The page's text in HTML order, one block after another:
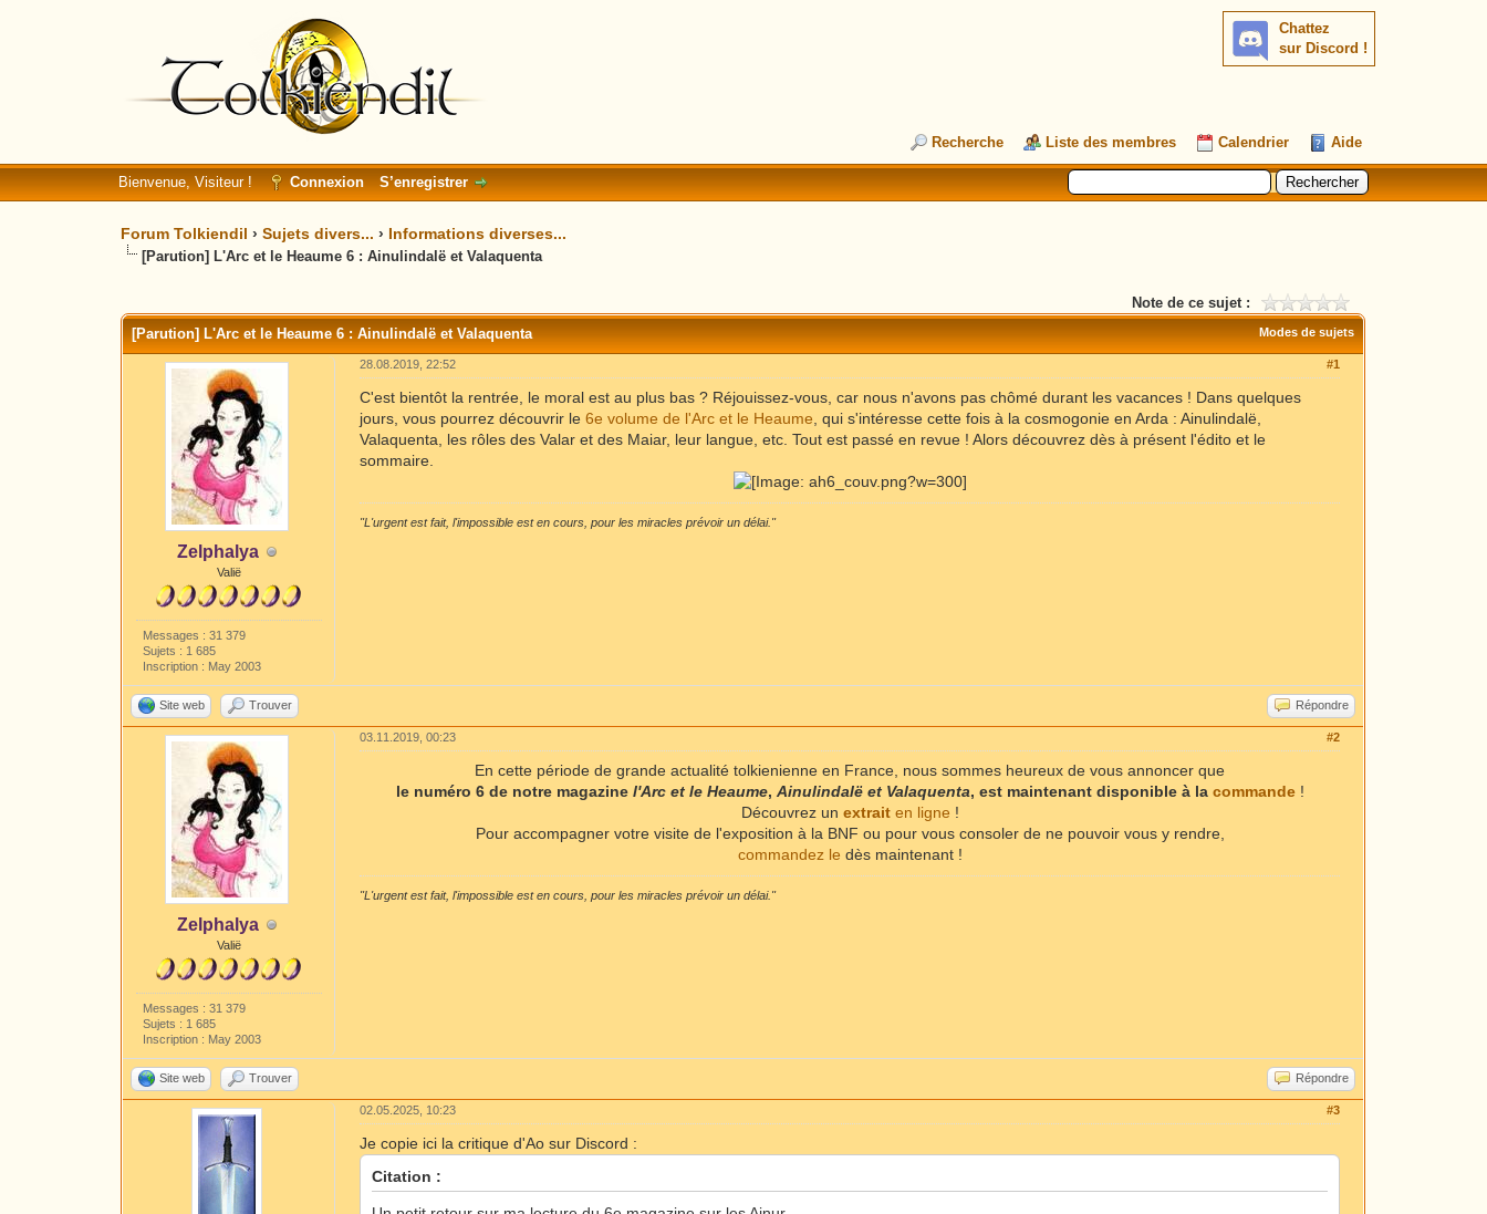
Chattez
sur Discord !
Recherche Liste des membres Calendrier Aide
Bienvenue, Visiteur ! Connexion S’enregistrer
Forum Tolkiendil ›Sujets divers... › Informations diverses...
[Parution] L'Arc et le Heaume 6 : Ainulindalë et Valaquenta
Note de ce sujet :
Modes de sujets
[Parution] L'Arc et le Heaume 6 : Ainulindalë et Valaquenta
Zelphalya
Valië
Messages : 31 379
Sujets : 1 685
Inscription : May 2003
#1
28.08.2019, 22:52
C'est bientôt la rentrée, le moral est au plus bas ? Réjouissez-vous, car nous n'avons pas chômé durant les vacances ! Dans quelques
jours, vous pourrez découvrir le6e volume de l'Arc et le Heaume , qui s'intéresse cette fois à la cosmogonie en Arda : Ainulindalë,
Valaquenta, les rôles des Valar et des Maiar, leur langue, etc. Tout est passé en revue ! Alors découvrez dès à présent l'édito et le
sommaire.
"L'urgent est fait, l'impossible est en cours, pour les miracles prévoir un délai."
Site web Trouver Répondre
Zelphalya
Valië
Messages : 31 379
Sujets : 1 685
Inscription : May 2003
#2
03.11.2019, 00:23
En cette période de grande actualité tolkienienne en France, nous sommes heureux de vous annoncer que
le numéro 6 de notre magazine l'Arc et le Heaume, Ainulindalë et Valaquenta, est maintenant disponible à la commande!
Découvrez un extraiten ligne !
Pour accompagner votre visite de l'exposition à la BNF ou pour vous consoler de ne pouvoir vous y rendre,
commandez le dès maintenant !
"L'urgent est fait, l'impossible est en cours, pour les miracles prévoir un délai."
Site web Trouver Répondre
#3
02.05.2025, 10:23
Je copie ici la critique d'Ao sur Discord :
Citation :